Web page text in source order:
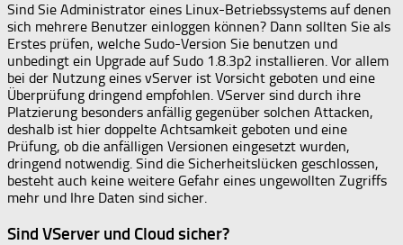
Sind Sie Administrator eines Linux-Betriebssystems auf denen
sich mehrere Benutzer einloggen können? Dann sollten Sie als
Erstes prüfen, welche Sudo-Version Sie benutzen und
unbedingt ein Upgrade auf Sudo 1.8.3p2 installieren. Vor allem
bei der Nutzung eines vServer ist Vorsicht geboten und eine
Überprüfung dringend empfohlen. VServer sind durch ihre
Platzierung besonders anfällig gegenüber solchen Attacken,
deshalb ist hier doppelte Achtsamkeit geboten und eine
Prüfung, ob die anfälligen Versionen eingesetzt wurden,
dringend notwendig. Sind die Sicherheitslücken geschlossen,
besteht auch keine weitere Gefahr eines ungewollten Zugriffs
mehr und Ihre Daten sind sicher.
Sind VServer und Cloud sicher?